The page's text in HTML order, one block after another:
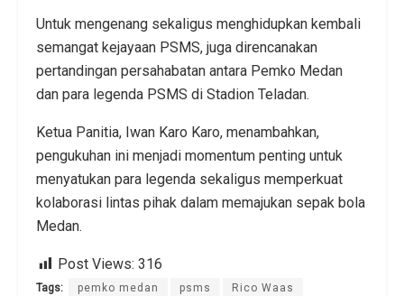
Untuk mengenang sekaligus menghidupkan kembali
semangat kejayaan PSMS, juga direncanakan
pertandingan persahabatan antara Pemko Medan
dan para legenda PSMS di Stadion Teladan.
Ketua Panitia, Iwan Karo Karo, menambahkan,
pengukuhan ini menjadi momentum penting untuk
menyatukan para legenda sekaligus memperkuat
kolaborasi lintas pihak dalam memajukan sepak bola
Medan.
Post Views: 316
Tags: pemko medan psms Rico Waas